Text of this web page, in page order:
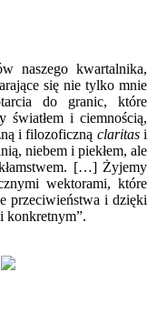
naszego kwartalnika,
się nie tylko mnie
do granic, które
światłem i ciemnością,
i filozoficzną claritasi
niebem i piekłem, ale
[…] Żyjemy
wektorami, które
przeciwieństwa i dzięki
konkretnym”.